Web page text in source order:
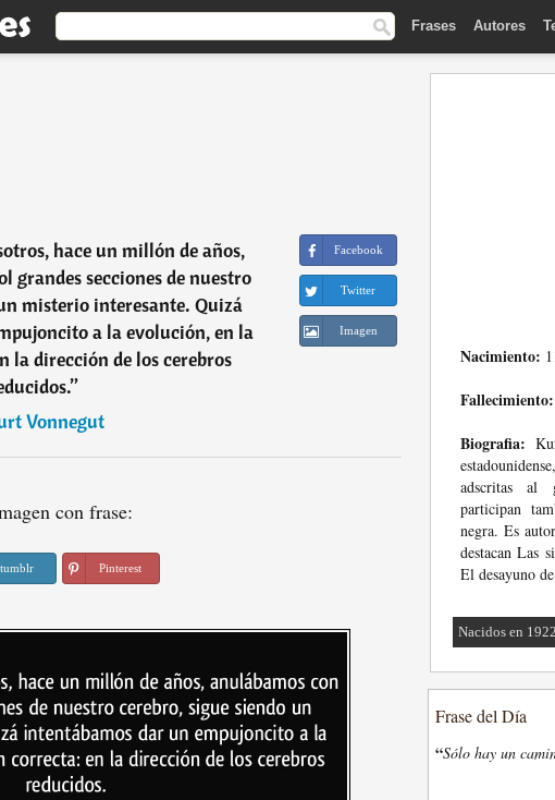
Frases Autores
hace un millón de años,
grandes secciones de nuestro
misterio interesante. Quizá
a la evolución, en la
la dirección de los cerebros
”
Vonnegut
Facebook
Twitter
Imagen
con frase:
tumblr Pinterest
Nacimiento:
Fallecimiento:
Biografia:
adscritas al
participan
negra. Es
destacan Las
El desayuno
Nacidos en 1922
Frase del Día
“Sólo hay un